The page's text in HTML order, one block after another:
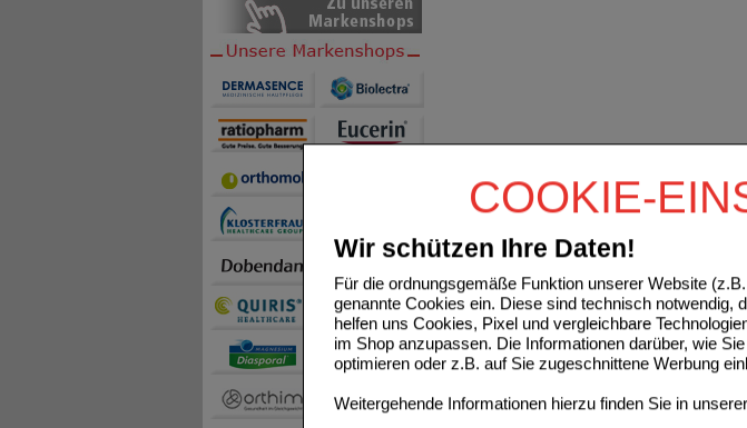
COOKIE-
Wir schützen Ihre Daten!
Für die ordnungsgemäße Funktion unserer Website
genannte Cookies ein. Diese sind technisch notwendig,
helfen uns Cookies, Pixel und vergleichbare
im Shop anzupassen. Die Informationen darüber, wie
optimieren oder z.B. auf Sie zugeschnittene Werbung
Weitergehende Informationen hierzu finden Sie in unserer